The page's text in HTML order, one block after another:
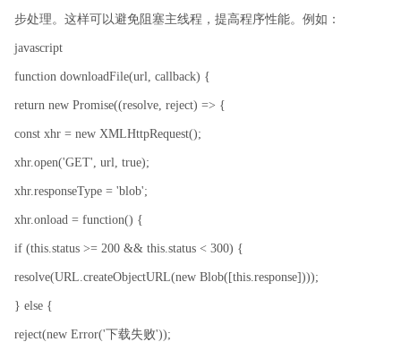
步处理。这样可以避免阻塞主线程，提高程序性能。例如：
javascript
function downloadFile(url, callback) {
return new Promise((resolve, reject) => {
const xhr = new XMLHttpRequest();
xhr.open('GET', url, true);
xhr.responseType = 'blob';
xhr.onload = function() {
if (this.status >= 200 && this.status < 300) {
resolve(URL.createObjectURL(new Blob([this.response])));
} else {
reject(new Error('下载失败'));